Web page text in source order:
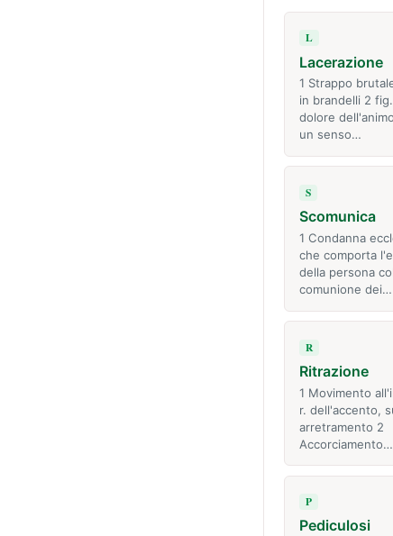
L
Lacerazione
1 Strappo
in brandelli 2
dolore
un senso…
S
Scomunica
1 Condanna
che comporta
della persona
comunione dei…
R
Ritrazione
1 Movimento
r. dell'accento,
arretramento 2
Accorciamento…
P
Pediculosi